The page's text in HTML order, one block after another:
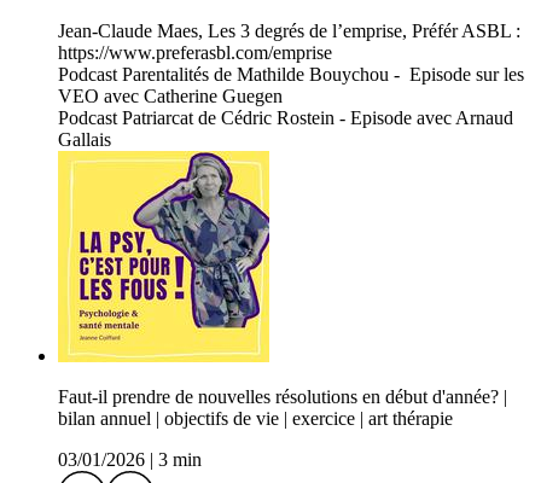
Jean-Claude Maes, Les 3 degrés de l’emprise, Préfér ASBL :
https://www.preferasbl.com/emprise
Podcast Parentalités de Mathilde Bouychou - Episode sur les
VEO avec Catherine Guegen
Podcast Patriarcat de Cédric Rostein - Episode avec Arnaud
Gallais
Faut-il prendre de nouvelles résolutions en début d'année? |
bilan annuel | objectifs de vie | exercice | art thérapie
03/01/2026
3 min